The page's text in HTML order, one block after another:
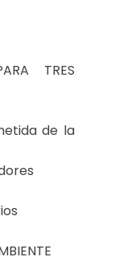
TRES
de la